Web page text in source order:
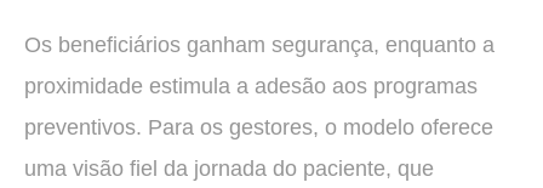
Os beneficiários ganham segurança, enquanto a
proximidade estimula a adesão aos programas
preventivos. Para os gestores, o modelo oferece
uma visão fiel da jornada do paciente, que